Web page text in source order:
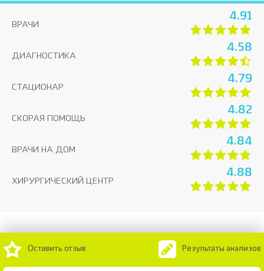
ВРАЧИ
4.91
ДИАГНОСТИКА
4.58
СТАЦИОНАР
4.79
СКОРАЯ ПОМОЩЬ
4.82
ВРАЧИ НА ДОМ
4.84
ХИРУРГИЧЕСКИЙ ЦЕНТР
4.88
Оставить отзыв Результаты анализов